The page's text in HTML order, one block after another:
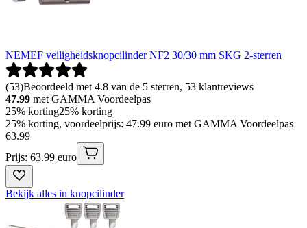
NEMEF veiligheidsknopcilinder NF2 30/30 mm SKG 2-sterren
(53)Beoordeeld met 4.8 van de 5 sterren, 53 klantreviews
47.99 met GAMMA Voordeelpas
25% korting25% korting
25% korting, voordeelprijs: 47.99 euro met GAMMA Voordeelpas
63.99
Prijs: 63.99 euro
Bekijk alles in knopcilinder